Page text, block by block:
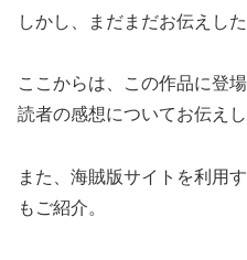
しかし、まだまだお伝えし
ここからは、この作品に登
読者の感想についてお伝えし
また、海賊版サイトを利用
もご紹介。